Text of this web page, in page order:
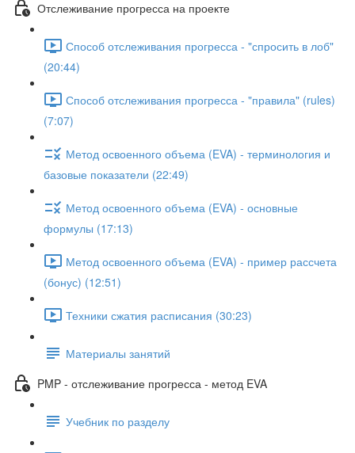
Отслеживание прогресса на проекте
Способ отслеживания прогресса - "спросить в лоб"
(20:44)
Способ отслеживания прогресса - "правила" (rules)
(7:07)
Метод освоенного объема (EVA) - терминология и
базовые показатели (22:49)
Метод освоенного объема (EVA) - основные
формулы (17:13)
Метод освоенного объема (EVA) - пример рассчета
(бонус) (12:51)
Техники сжатия расписания (30:23)
Материалы занятий
PMP - отслеживание прогресса - метод EVA
Учебник по разделу